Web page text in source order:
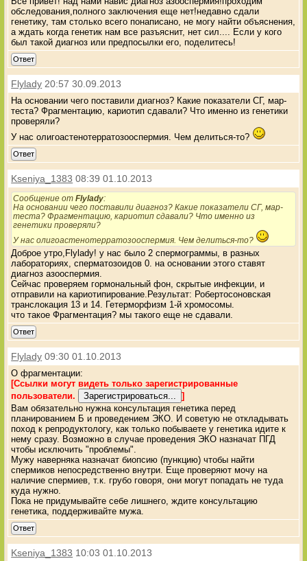
обследования,полного заключения еще нет!недавно сдали
генетику, там столько всего понаписано, не могу найти объяснения,
а ждать когда генетик нам все разъяснит, нет сил.... Если у кого
был такой диагноз или предпосылки его, поделитесь!
Ответ
Flylady 20:57 30.09.2013
На основании чего поставили диагноз? Какие показатели СГ, мар-
теста? Фрагментацию, кариотип сдавали? Что именно из генетики
проверяли?
У нас олигоастенотерратозооспермия. Чем делиться-то?
Ответ
Kseniya_1383 08:39 01.10.2013
Сообщение отFlylady:
На основании чего поставили диагноз? Какие показатели СГ, мар-
теста? Фрагментацию, кариотип сдавали? Что именно из
генетики проверяли?
У нас олигоастенотерратозооспермия. Чем делиться-то?
Доброе утро,Flylady! у нас было 2 спермограммы, в разных
лабораториях, сперматозоидов 0. на основании этого ставят
диагноз азооспермия.
Сейчас проверяем гормональный фон, скрытые инфекции, и
отправили на кариотипирование.Результат: Робертосоновская
транслокация 13 и 14. Гетерморфизм 1-й хромосомы.
что такое Фрагментация? мы такого еще не сдавали.
Ответ
Flylady 09:30 01.10.2013
О фрагментации:
[Ссылки могут видеть только зарегистрированные
пользователи.
]
Вам обязательно нужна консультация генетика перед
планированием Б и проведением ЭКО. И советую не откладывать
поход к репродуктологу, как только побываете у генетика идите к
нему сразу. Возможно в случае проведения ЭКО назначат ПГД
чтобы исключить "проблемы".
Мужу наверняка назначат биопсию (пункцию) чтобы найти
спермиков непосредственно внутри. Еще проверяют мочу на
наличие спермиев, т.к. грубо говоря, они могут попадать не туда
куда нужно.
Пока не придумывайте себе лишнего, ждите консультацию
генетика, поддерживайте мужа.
Ответ
Kseniya_1383 10:03 01.10.2013